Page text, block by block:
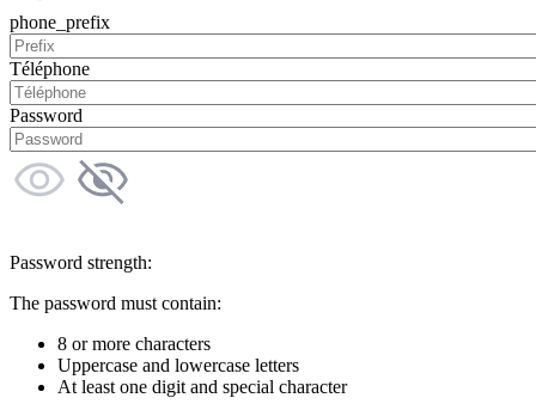
phone_prefix
Téléphone
Password
Password strength:
The password must contain:
8 or more characters
Uppercase and lowercase letters
At least one digit and special character